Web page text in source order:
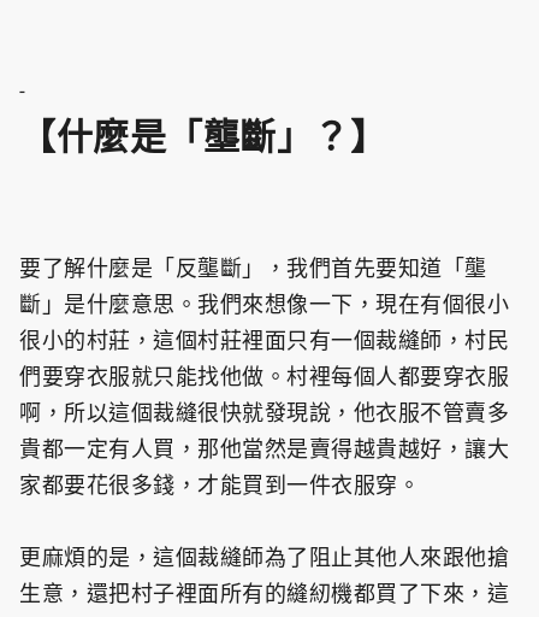
-
【什麼是「壟斷」？】
要了解什麼是「反壟斷」，我們首先要知道「壟
斷」是什麼意思。我們來想像一下，現在有個很小
很小的村莊，這個村莊裡面只有一個裁縫師，村民
們要穿衣服就只能找他做。村裡每個人都要穿衣服
啊，所以這個裁縫很快就發現說，他衣服不管賣多
貴都一定有人買，那他當然是賣得越貴越好，讓大
家都要花很多錢，才能買到一件衣服穿。
更麻煩的是，這個裁縫師為了阻止其他人來跟他搶
生意，還把村子裡面所有的縫紉機都買了下來，這